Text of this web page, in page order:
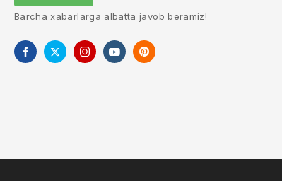
Barcha xabarlarga albatta javob beramiz!